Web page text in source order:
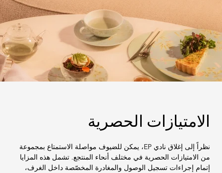
الامتيازات الحصرية
نظراً إلى إغلاق نادي EP، يمكن للضيوف مواصلة الاستمتاع بمجموعة
من الامتيازات الحصرية في مختلف أنحاء المنتجع. تشمل هذه المزايا
إتمام إجراءات تسجيل الوصول والمغادرة المخصّصة داخل الغرف،